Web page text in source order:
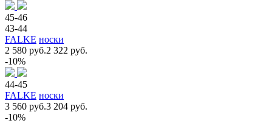
45-46
43-44
FALKE носки
2 580 руб.2 322 руб.
-10%
44-45
FALKE носки
3 560 руб.3 204 руб.
-10%